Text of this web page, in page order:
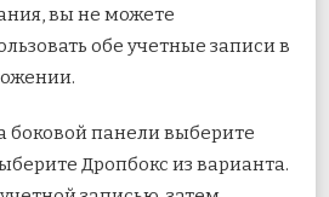
вы не можете
обе учетные записи в
боковой панели выберите
Дропбокс из варианта.